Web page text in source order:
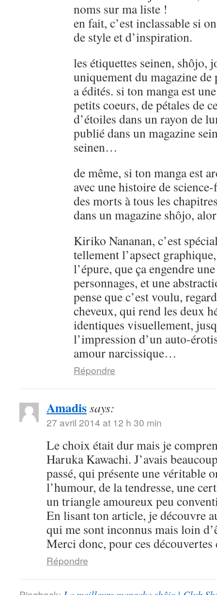
noms sur ma liste !
en fait, c’est inclassable si
de style et d’inspiration.
les étiquettes seinen, shôjo,
uniquement du magazine
a édités. si ton manga est
petits coeurs, de pétales de
d’étoiles dans un rayon de
publié dans un magazine
seinen…
de même, si ton manga est
avec une histoire de
des morts à tous les
dans un magazine shôjo,
Kiriko Nananan, c’est
tellement l’apsect
l’épure, que ça engendre
personnages, et une
pense que c’est voulu,
cheveux, qui rend les deux
identiques visuellement,
l’impression d’un auto-
amour narcissique…
Répondre
Amadissays:
27 avril 2014 at 12 h 30 min
Le choix était dur mais je
Haruka Kawachi. J’avais
passé, qui présente une véritable
l’humour, de la tendresse, une
un triangle amoureux peu
En lisant ton article, je découvre
qui me sont inconnus mais loin
Merci donc, pour ces
Répondre